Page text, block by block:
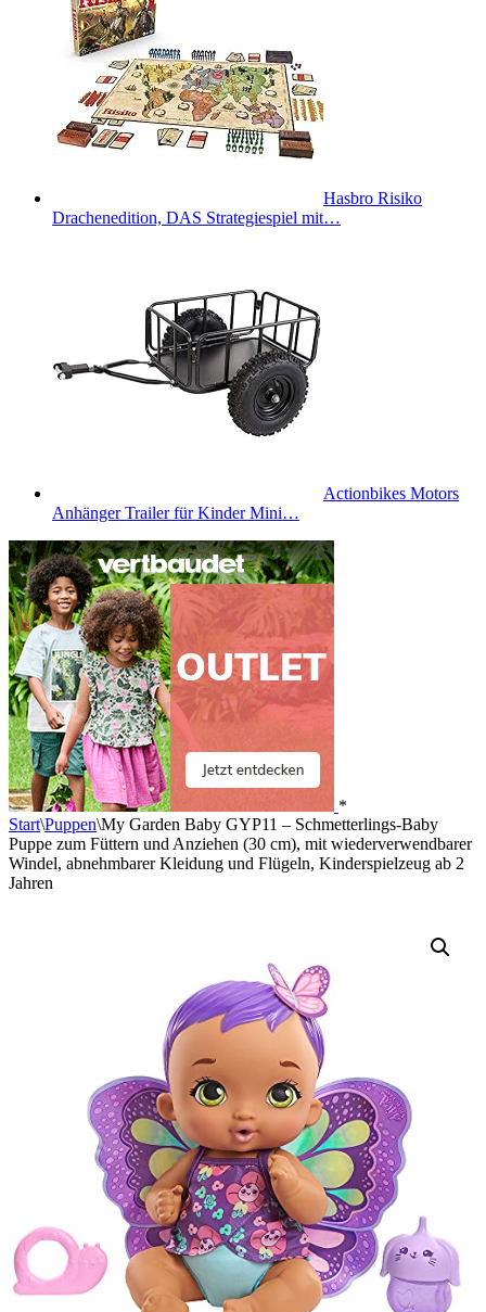
Hasbro Risiko
Drachenedition, DAS Strategiespiel mit…
Actionbikes Motors
Anhänger Trailer für Kinder Mini…
*
Start\Puppen\My Garden Baby GYP11 – Schmetterlings-Baby
Puppe zum Füttern und Anziehen (30 cm), mit wiederverwendbarer
Windel, abnehmbarer Kleidung und Flügeln, Kinderspielzeug ab 2
Jahren